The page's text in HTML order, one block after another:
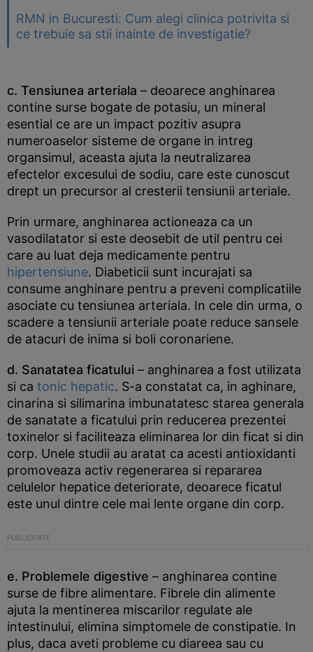
RMN in Bucuresti: Cum alegi clinica potrivita si
ce trebuie sa stii inainte de investigatie?
c. Tensiunea arteriala – deoarece anghinarea
contine surse bogate de potasiu, un mineral
esential ce are un impact pozitiv asupra
numeroaselor sisteme de organe in intreg
organsimul, aceasta ajuta la neutralizarea
efectelor excesului de sodiu, care este cunoscut
drept un precursor al cresterii tensiunii arteriale.
Prin urmare, anghinarea actioneaza ca un
vasodilatator si este deosebit de util pentru cei
care au luat deja medicamente pentru
hipertensiune. Diabeticii sunt incurajati sa
consume anghinare pentru a preveni complicatiile
asociate cu tensiunea arteriala. In cele din urma, o
scadere a tensiunii arteriale poate reduce sansele
de atacuri de inima si boli coronariene.
d. Sanatatea ficatului – anghinarea a fost utilizata
si ca tonic hepatic. S-a constatat ca, in aghinare,
cinarina si silimarina imbunatatesc starea generala
de sanatate a ficatului prin reducerea prezentei
toxinelor si faciliteaza eliminarea lor din ficat si din
corp. Unele studii au aratat ca acesti antioxidanti
promoveaza activ regenerarea si repararea
celulelor hepatice deteriorate, deoarece ficatul
este unul dintre cele mai lente organe din corp.
e. Problemele digestive – anghinarea contine
surse de fibre alimentare. Fibrele din alimente
ajuta la mentinerea miscarilor regulate ale
intestinului, elimina simptomele de constipatie. In
plus, daca aveti probleme cu diareea sau cu